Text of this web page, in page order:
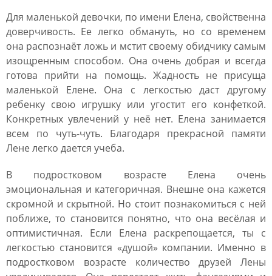
Для маленькой девочки, по имени Елена, свойственна
доверчивость. Ее легко обмануть, но со временем
она распознаёт ложь и мстит своему обидчику самым
изощренным способом. Она очень добрая и всегда
готова прийти на помощь. Жадность не присуща
маленькой Елене. Она с легкостью даст другому
ребенку свою игрушку или угостит его конфеткой.
Конкретных увлечений у неё нет. Елена занимается
всем по чуть-чуть. Благодаря прекрасной памяти
Лене легко дается учеба.
В подростковом возрасте Елена очень
эмоциональная и категоричная. Внешне она кажется
скромной и скрытной. Но стоит познакомиться с ней
поближе, то становится понятно, что она весёлая и
оптимистичная. Если Елена раскрепощается, ты с
легкостью становится «душой» компании. Именно в
подростковом возрасте количество друзей Лены